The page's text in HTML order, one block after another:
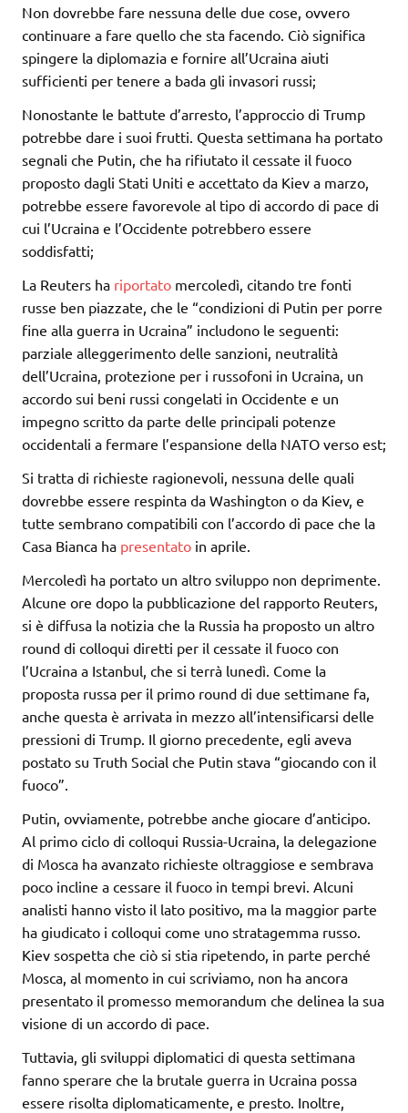
Non dovrebbe fare nessuna delle due cose, ovvero
continuare a fare quello che sta facendo. Ciò significa
spingere la diplomazia e fornire all’Ucraina aiuti
sufficienti per tenere a bada gli invasori russi;
Nonostante le battute d’arresto, l’approccio di Trump
potrebbe dare i suoi frutti. Questa settimana ha portato
segnali che Putin, che ha rifiutato il cessate il fuoco
proposto dagli Stati Uniti e accettato da Kiev a marzo,
potrebbe essere favorevole al tipo di accordo di pace di
cui l’Ucraina e l’Occidente potrebbero essere
soddisfatti;
La Reuters ha riportato mercoledì, citando tre fonti
russe ben piazzate, che le “condizioni di Putin per porre
fine alla guerra in Ucraina” includono le seguenti:
parziale alleggerimento delle sanzioni, neutralità
dell’Ucraina, protezione per i russofoni in Ucraina, un
accordo sui beni russi congelati in Occidente e un
impegno scritto da parte delle principali potenze
occidentali a fermare l’espansione della NATO verso est;
Si tratta di richieste ragionevoli, nessuna delle quali
dovrebbe essere respinta da Washington o da Kiev, e
tutte sembrano compatibili con l’accordo di pace che la
Casa Bianca ha presentato in aprile.
Mercoledì ha portato un altro sviluppo non deprimente.
Alcune ore dopo la pubblicazione del rapporto Reuters,
si è diffusa la notizia che la Russia ha proposto un altro
round di colloqui diretti per il cessate il fuoco con
l’Ucraina a Istanbul, che si terrà lunedì. Come la
proposta russa per il primo round di due settimane fa,
anche questa è arrivata in mezzo all’intensificarsi delle
pressioni di Trump. Il giorno precedente, egli aveva
postato su Truth Social che Putin stava “giocando con il
fuoco”.
Putin, ovviamente, potrebbe anche giocare d’anticipo.
Al primo ciclo di colloqui Russia-Ucraina, la delegazione
di Mosca ha avanzato richieste oltraggiose e sembrava
poco incline a cessare il fuoco in tempi brevi. Alcuni
analisti hanno visto il lato positivo, ma la maggior parte
ha giudicato i colloqui come uno stratagemma russo.
Kiev sospetta che ciò si stia ripetendo, in parte perché
Mosca, al momento in cui scriviamo, non ha ancora
presentato il promesso memorandum che delinea la sua
visione di un accordo di pace.
Tuttavia, gli sviluppi diplomatici di questa settimana
fanno sperare che la brutale guerra in Ucraina possa
essere risolta diplomaticamente, e presto. Inoltre,